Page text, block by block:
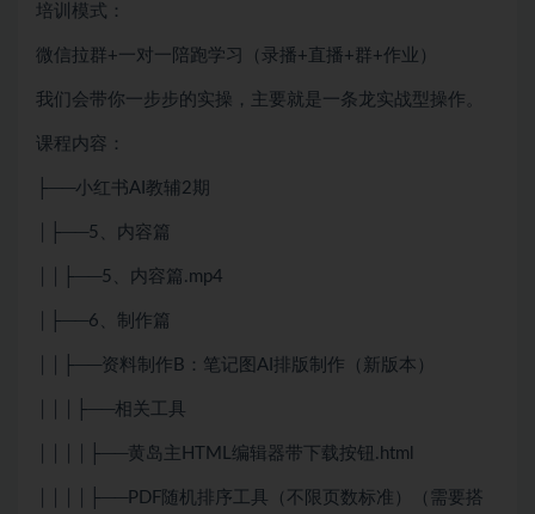
培训模式：
微信拉群+一对一陪跑学习（录播+直播+群+作业）
我们会带你一步步的实操，主要就是一条龙实战型操作。
课程内容：
├──小红书AI教辅2期
│├──5、内容篇
││├──5、内容篇.mp4
│├──6、制作篇
││├──资料制作B：笔记图AI排版制作（新版本）
│││├──相关工具
││││├──黄岛主HTML编辑器带下载按钮.html
││││├──PDF随机排序工具（不限页数标准）（需要搭